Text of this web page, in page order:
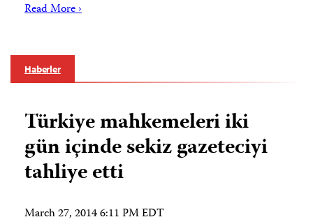
Read More ›
Haberler
Türkiye mahkemeleri iki
gün içinde sekiz gazeteciyi
tahliye etti
March 27, 2014 6:11 PM EDT